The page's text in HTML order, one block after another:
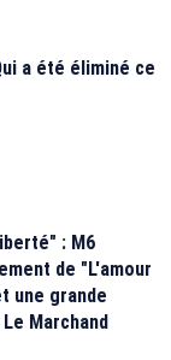
a été éliminé ce
: M6
de "L'amour
une grande
Marchand